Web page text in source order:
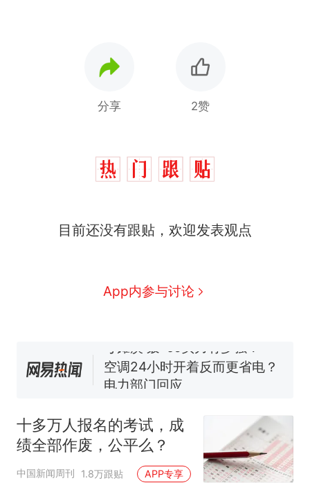
分享 2赞
目前还没有跟贴，欢迎发表观点
App内参与讨论
全部作废，公平么？
国大使骑行绕了几乎整个国境
线一圈，还曾两次到中国寻根
搬家报价570元，搬到楼下交
5060元才肯搬上楼！女子傻眼
空调24小时开着反而更省电？
电力部门回应
大风力14级
热
十多万人报名的考试，成绩
全部作废，公平么？
十多万人报名的考试，成
绩全部作废，公平么？
中国新闻周刊 1.8万跟贴 APP专享